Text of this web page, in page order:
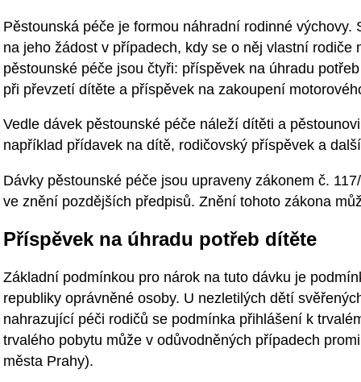
Pěstounská péče je formou náhradní rodinné
na jeho žádost v případech, kdy se o něj vlastní rodiče
pěstounské péče jsou čtyři: příspěvek na úhradu
při převzetí dítěte a příspěvek na zakoupení
Vedle dávek pěstounské péče náleží dítěti a
například přídavek na dítě, rodičovský příspěvek a
Dávky pěstounské péče jsou upraveny zákonem č.
ve znění pozdějších předpisů. Znění tohoto zákona
Příspěvek na úhradu potřeb dítěte
Základní podmínkou pro nárok na tuto dávku je
republiky oprávněné osoby. U nezletilých dětí
nahrazující péči rodičů se podmínka přihlášení k
trvalého pobytu může v odůvodněných případech
města Prahy).